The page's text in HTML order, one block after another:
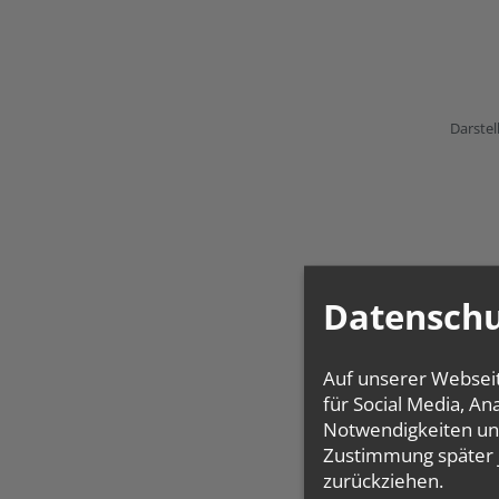
Auf unserer
für Social Media,
Notwendigkeiten
Zustimmung
zurückziehen.